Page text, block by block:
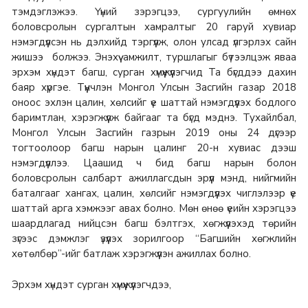
тэмдэглэжээ. Үүний зэрэгцээ, сургуулийн өмнөх
боловсролын сургалтын хамралтыг 20 гаруй хувиар
нэмэгдүүлсэн нь дэлхийд тэргүүлж, олон улсад үлгэрлэх сайн
жишээ болжээ.Энэхүү амжилт, туршлагыг бүтээлцэж яваа
эрхэм хүндэт багш, сурган хүмүүжүүлэгчид Та бүгддээ дахин
баяр хүргэе. Түүнчлэн Монгол Улсын Засгийн газар 2018
оноос эхлэн цалин, хөлсийг үе шаттай нэмэгдүүлэх бодлого
баримтлан, хэрэгжүүлж байгааг та бүгд мэднэ. Тухайлбал,
Монгол Улсын Засгийн газрын 2019 оны 24 дүгээр
тогтоолоор багш нарын цалинг 20-н хувиас дээш
нэмэгдүүллээ. Цаашид ч бид багш нарын болон
боловсролын салбарт ажиллагсдын эрүүл мэнд, нийгмийн
баталгааг хангах, цалин, хөлсийг нэмэгдүүлэх чиглэлээр үе
шаттай арга хэмжээг авах болно. Мөн өнөө үеийн хэрэгцээ
шаардлагад нийцсэн багш бэлтгэх, хөгжүүлэхэд төрийн
зүгээс дэмжлэг үзүүлэх зорилгоор “Багшийн хөгжлийн
хөтөлбөр”-ийг батлаж хэрэгжүүлэн ажиллах болно.
Эрхэм хүндэт сурган хүмүүжүүлэгчдээ,